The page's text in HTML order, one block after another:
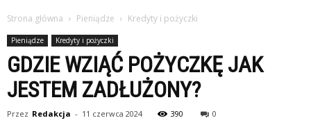
Strona główna Pieniądze Kredyty i pożyczki
Pieniądze Kredyty i pożyczki
GDZIE WZIĄĆ POŻYCZKĘ JAK
JESTEM ZADŁUŻONY?
Przez Redakcja - 11 czerwca 2024 390 0